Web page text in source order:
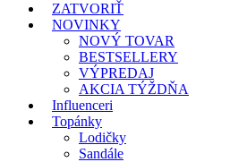
ZATVORIŤ
NOVINKY
NOVÝ TOVAR
BESTSELLERY
VÝPREDAJ
AKCIA TÝŽDŇA
Influenceri
Topánky
Lodičky
Sandále